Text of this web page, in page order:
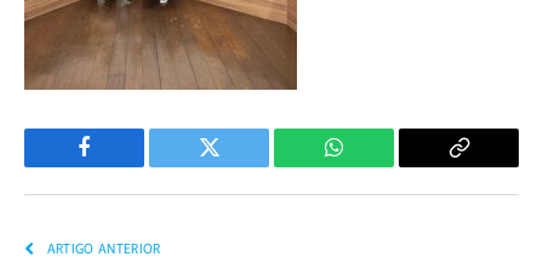
Facebook Twitter WhatsApp
Copiar
ARTIGO ANTERIOR